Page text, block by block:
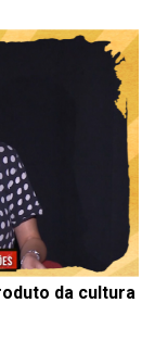
da cultura